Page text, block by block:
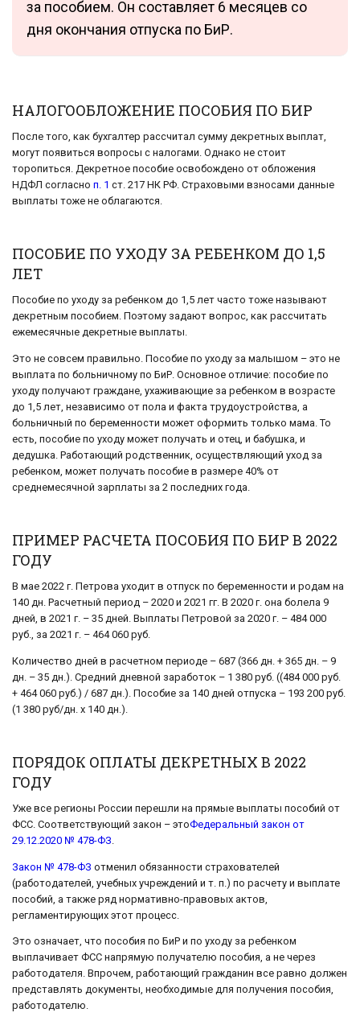
за пособием. Он составляет 6 месяцев со
дня окончания отпуска по БиР.
НАЛОГООБЛОЖЕНИЕ ПОСОБИЯ ПО БИР
После того, как бухгалтер рассчитал сумму декретных выплат,
могут появиться вопросы с налогами. Однако не стоит
торопиться. Декретное пособие освобождено от обложения
НДФЛ согласно п. 1 ст. 217 НК РФ. Страховыми взносами данные
выплаты тоже не облагаются.
ПОСОБИЕ ПО УХОДУ ЗА РЕБЕНКОМ ДО 1,5
ЛЕТ
Пособие по уходу за ребенком до 1,5 лет часто тоже называют
декретным пособием. Поэтому задают вопрос, как рассчитать
ежемесячные декретные выплаты.
Это не совсем правильно. Пособие по уходу за малышом – это не
выплата по больничному по БиР. Основное отличие: пособие по
уходу получают граждане, ухаживающие за ребенком в возрасте
до 1,5 лет, независимо от пола и факта трудоустройства, а
больничный по беременности может оформить только мама. То
есть, пособие по уходу может получать и отец, и бабушка, и
дедушка. Работающий родственник, осуществляющий уход за
ребенком, может получать пособие в размере 40% от
среднемесячной зарплаты за 2 последних года.
ПРИМЕР РАСЧЕТА ПОСОБИЯ ПО БИР В 2022
ГОДУ
В мае 2022 г. Петрова уходит в отпуск по беременности и родам на
140 дн. Расчетный период – 2020 и 2021 гг. В 2020 г. она болела 9
дней, в 2021 г. – 35 дней. Выплаты Петровой за 2020 г. – 484 000
руб., за 2021 г. – 464 060 руб.
Количество дней в расчетном периоде – 687 (366 дн. + 365 дн. – 9
дн. – 35 дн.). Средний дневной заработок – 1 380 руб. ((484 000 руб.
+ 464 060 руб.) / 687 дн.). Пособие за 140 дней отпуска – 193 200 руб.
(1 380 руб/дн. x 140 дн.).
ПОРЯДОК ОПЛАТЫ ДЕКРЕТНЫХ В 2022
ГОДУ
Уже все регионы России перешли на прямые выплаты пособий от
ФСС. Соответствующий закон – этоФедеральный закон от
29.12.2020 № 478-ФЗ
Закон № 478-ФЗ отменил обязанности страхователей
(работодателей, учебных учреждений и т. п.) по расчету и выплате
пособий, а также ряд нормативно-правовых актов,
регламентирующих этот процесс.
Это означает, что пособия по БиР и по уходу за ребенком
выплачивает ФСС напрямую получателю пособия, а не через
работодателя. Впрочем, работающий гражданин все равно должен
представлять документы, необходимые для получения пособия,
работодателю.